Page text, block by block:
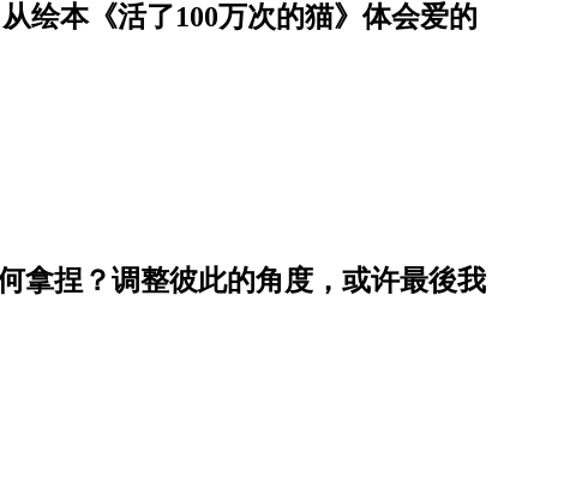
绘本《活了100万次的猫》体会爱的
拿捏？调整彼此的角度，或许最後我